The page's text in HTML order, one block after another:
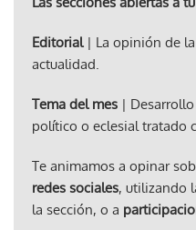
Editorial| La opinión de la
actualidad.
Tema del mes |
político o eclesial tratado
Te animamos a opinar
redes sociales, utilizando
la sección, o a